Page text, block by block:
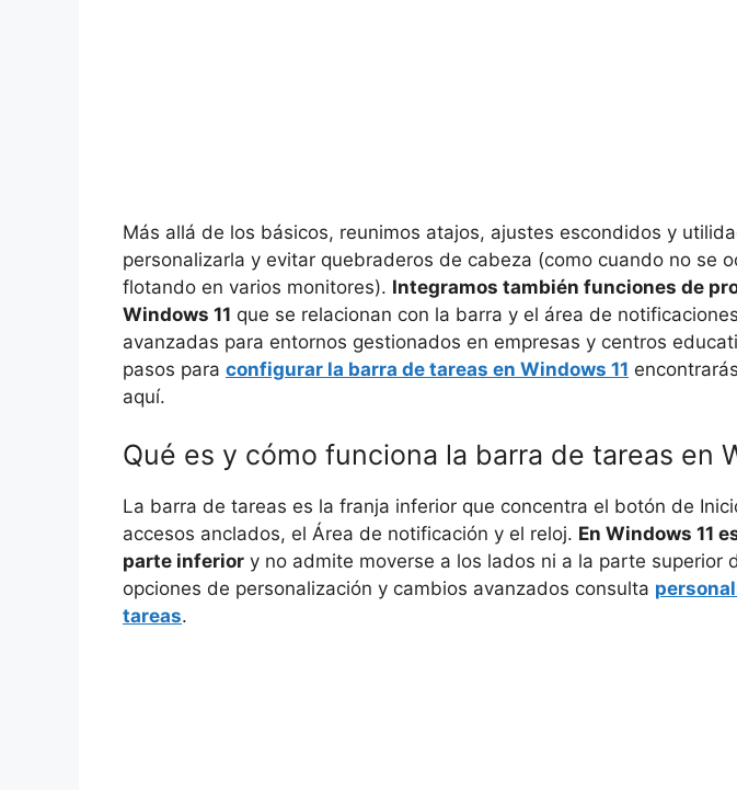
Más allá de los básicos, reunimos atajos, ajustes escondidos y
personalizarla y evitar quebraderos de cabeza (como cuando no se
flotando en varios monitores). Integramos también funciones de
Windows 11 que se relacionan con la barra y el área de
avanzadas para entornos gestionados en empresas y centros
pasos para configurar la barra de tareas en Windows 11
aquí.
Qué es y cómo funciona la barra de tareas en
La barra de tareas es la franja inferior que concentra el botón de
accesos anclados, el Área de notificación y el reloj. En Windows 11
parte inferior y no admite moverse a los lados ni a la parte superior
opciones de personalización y cambios avanzados consulta
tareas.